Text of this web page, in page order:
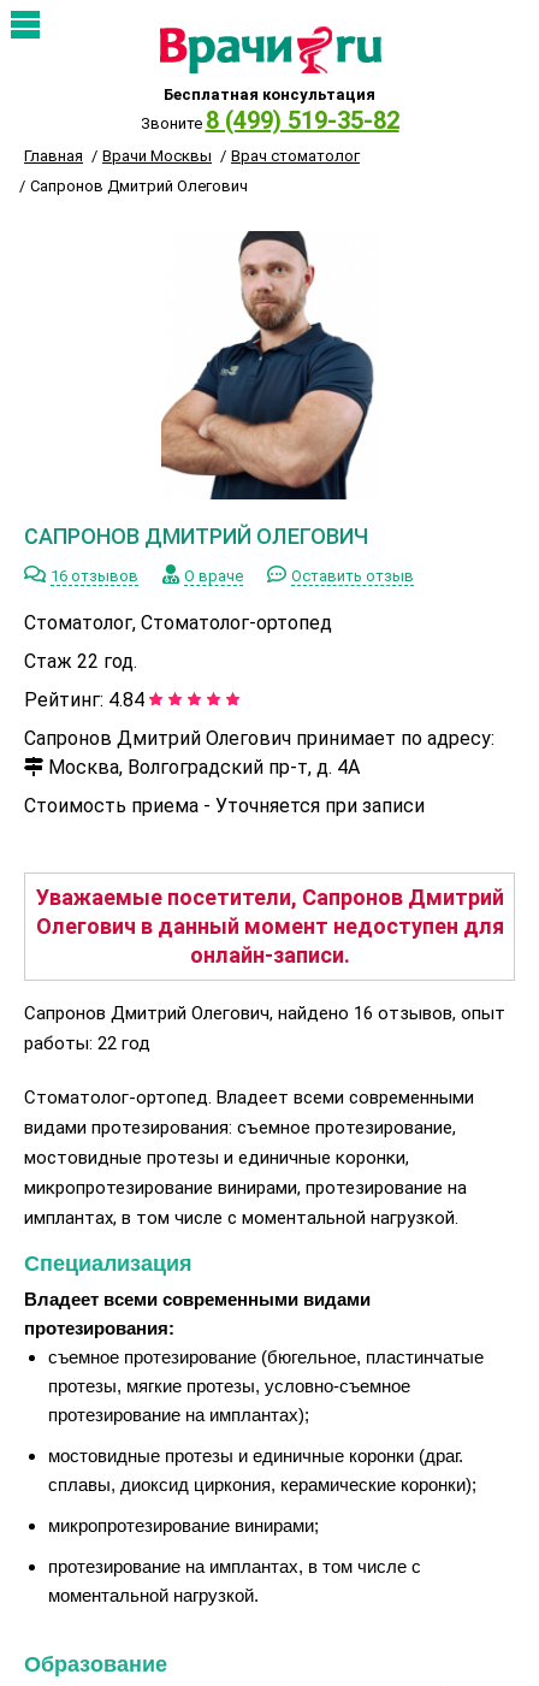
Бесплатная консультация
Звоните 8 (499) 519-35-82
Главная Врачи Москвы
Врач стоматолог
Сапронов Дмитрий Олегович
САПРОНОВ ДМИТРИЙ ОЛЕГОВИЧ
16 отзывов О враче Оставить отзыв
Стоматолог, Стоматолог-ортопед
Стаж 22 год.
Рейтинг: 4.84
Сапронов Дмитрий Олегович принимает по адресу:
Москва, Волгоградский пр-т, д. 4А
Стоимость приема - Уточняется при записи
Уважаемые посетители, Сапронов Дмитрий
Олегович в данный момент недоступен для
онлайн-записи.
Сапронов Дмитрий Олегович, найдено 16 отзывов, опыт
работы: 22 год
Стоматолог-ортопед. Владеет всеми современными
видами протезирования: съемное протезирование,
мостовидные протезы и единичные коронки,
микропротезирование винирами, протезирование на
имплантах, в том числе с моментальной нагрузкой.
Специализация
Владеет всеми современными видами
протезирования:
съемное протезирование (бюгельное, пластинчатые
протезы, мягкие протезы, условно-съемное
протезирование на имплантах);
мостовидные протезы и единичные коронки (драг.
сплавы, диоксид циркония, керамические коронки);
микропротезирование винирами;
протезирование на имплантах, в том числе с
моментальной нагрузкой.
Образование